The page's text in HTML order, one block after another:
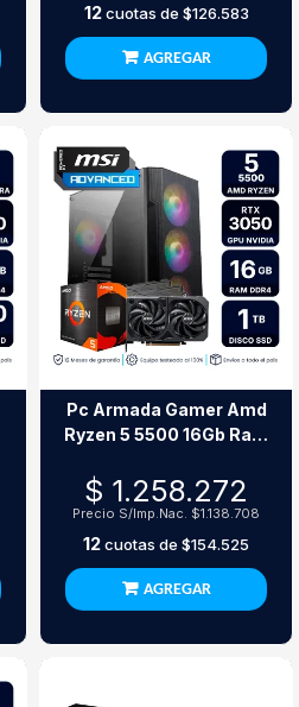
12cuotas de $126.583
AGREGAR
Pc Armada Gamer Amd
Ryzen 5 5500 16Gb Ram
$ 1.258.272
Precio S/Imp.Nac. $1.138.708
12cuotas de $154.525
AGREGAR